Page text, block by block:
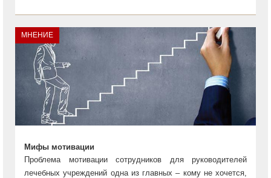
МНЕНИЕ
Мифы мотивации
Проблема мотивации сотрудников для руководителей
лечебных учреждений одна из главных – кому не хочется,